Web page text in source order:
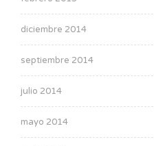
diciembre 2014
septiembre 2014
julio 2014
mayo 2014